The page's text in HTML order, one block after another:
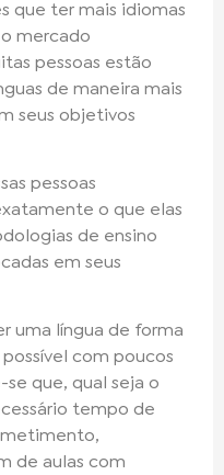
que ter mais idiomas
mercado
pessoas estão
de maneira mais
seus objetivos
pessoas
o que elas
de ensino
em seus
uma língua de forma
com poucos
que, qual seja o
tempo de
de aulas com